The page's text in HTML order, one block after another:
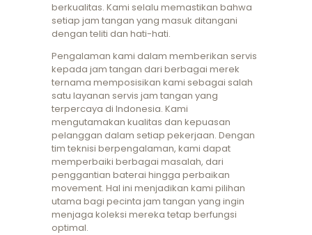
berkualitas. Kami selalu memastikan bahwa
setiap jam tangan yang masuk ditangani
dengan teliti dan hati-hati.
Pengalaman kami dalam memberikan servis
kepada jam tangan dari berbagai merek
ternama memposisikan kami sebagai salah
satu layanan servis jam tangan yang
terpercaya di Indonesia. Kami
mengutamakan kualitas dan kepuasan
pelanggan dalam setiap pekerjaan. Dengan
tim teknisi berpengalaman, kami dapat
memperbaiki berbagai masalah, dari
penggantian baterai hingga perbaikan
movement. Hal ini menjadikan kami pilihan
utama bagi pecinta jam tangan yang ingin
menjaga koleksi mereka tetap berfungsi
optimal.